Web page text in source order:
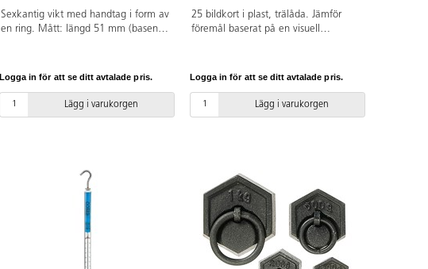
Sexkantig vikt med handtag i form av
en ring. Mått: längd 51 mm (basen)
Logga in för att se ditt avtalade pris.
Lägg i varukorgen
25 bildkort i plast, trälåda. Jämför
föremål baserat på en visuell
till tyngst. Träna ordförråd och
24x12,5x7 cm. Från 4 år.
Logga in för att se ditt avtalade pris.
Lägg i varukorgen